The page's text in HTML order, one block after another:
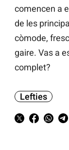
comencen a
de les
còmode,
gaire. Vas a
complet?
Lefties